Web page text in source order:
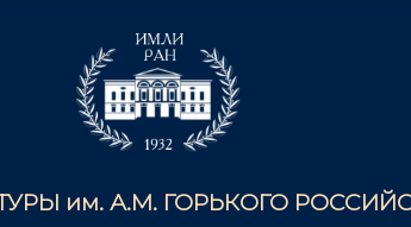
им. А.М. ГОРЬКОГО